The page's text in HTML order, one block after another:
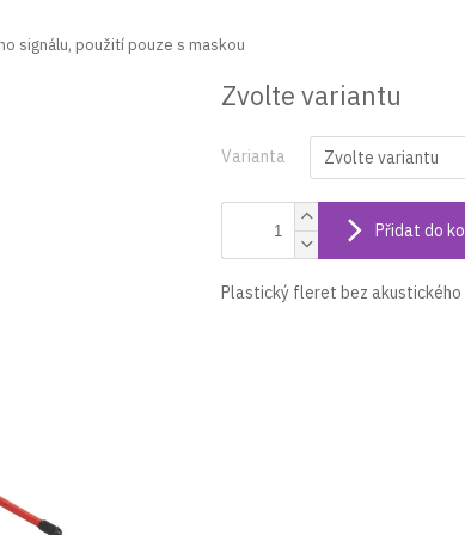
signálu, použití pouze s maskou
Zvolte variantu
Varianta
Přidat do
Plastický fleret bez akustického